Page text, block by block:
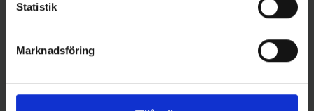
Statistik
Marknadsföring
16 andra produkter i samma kategori: